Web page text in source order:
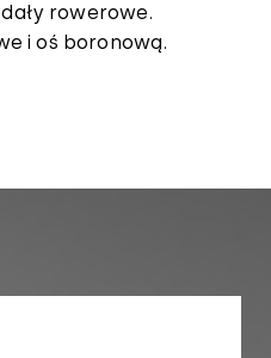
rowerowe.
i oś boronową.